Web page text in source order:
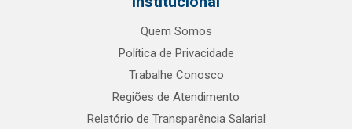
Quem Somos
Política de Privacidade
Trabalhe Conosco
Regiões de Atendimento
Relatório de Transparência Salarial